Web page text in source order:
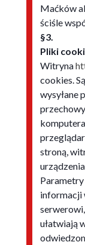
Maćków
ściśle
§3.
Pliki
Witryna
cookies.
wysyłane
stroną,
informacji
ułatwiają